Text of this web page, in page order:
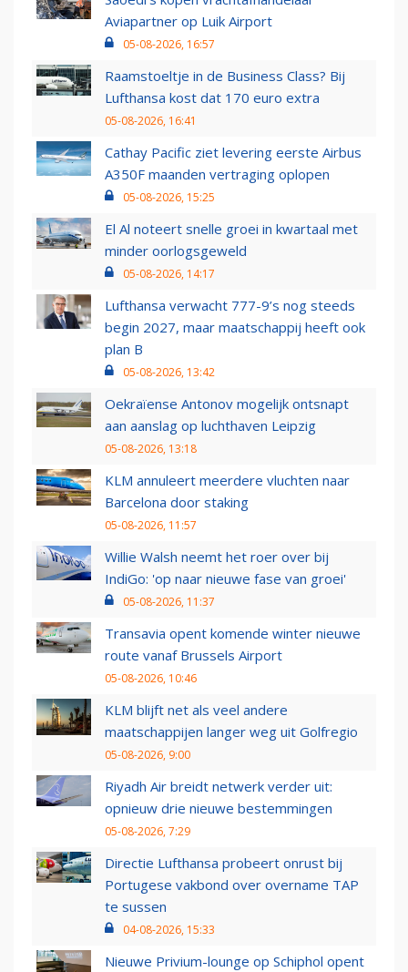
Aviapartner op Luik Airport
05-08-2026, 16:57
Raamstoeltje in de Business Class? Bij
Lufthansa kost dat 170 euro extra
05-08-2026, 16:41
Cathay Pacific ziet levering eerste Airbus
A350F maanden vertraging oplopen
05-08-2026, 15:25
El Al noteert snelle groei in kwartaal met
minder oorlogsgeweld
05-08-2026, 14:17
Lufthansa verwacht 777-9’s nog steeds
begin 2027, maar maatschappij heeft ook
plan B
05-08-2026, 13:42
Oekraïense Antonov mogelijk ontsnapt
aan aanslag op luchthaven Leipzig
05-08-2026, 13:18
KLM annuleert meerdere vluchten naar
Barcelona door staking
05-08-2026, 11:57
Willie Walsh neemt het roer over bij
IndiGo: 'op naar nieuwe fase van groei'
05-08-2026, 11:37
Transavia opent komende winter nieuwe
route vanaf Brussels Airport
05-08-2026, 10:46
KLM blijft net als veel andere
maatschappijen langer weg uit Golfregio
05-08-2026, 9:00
Riyadh Air breidt netwerk verder uit:
opnieuw drie nieuwe bestemmingen
05-08-2026, 7:29
Directie Lufthansa probeert onrust bij
Portugese vakbond over overname TAP
te sussen
04-08-2026, 15:33
Nieuwe Privium-lounge op Schiphol opent